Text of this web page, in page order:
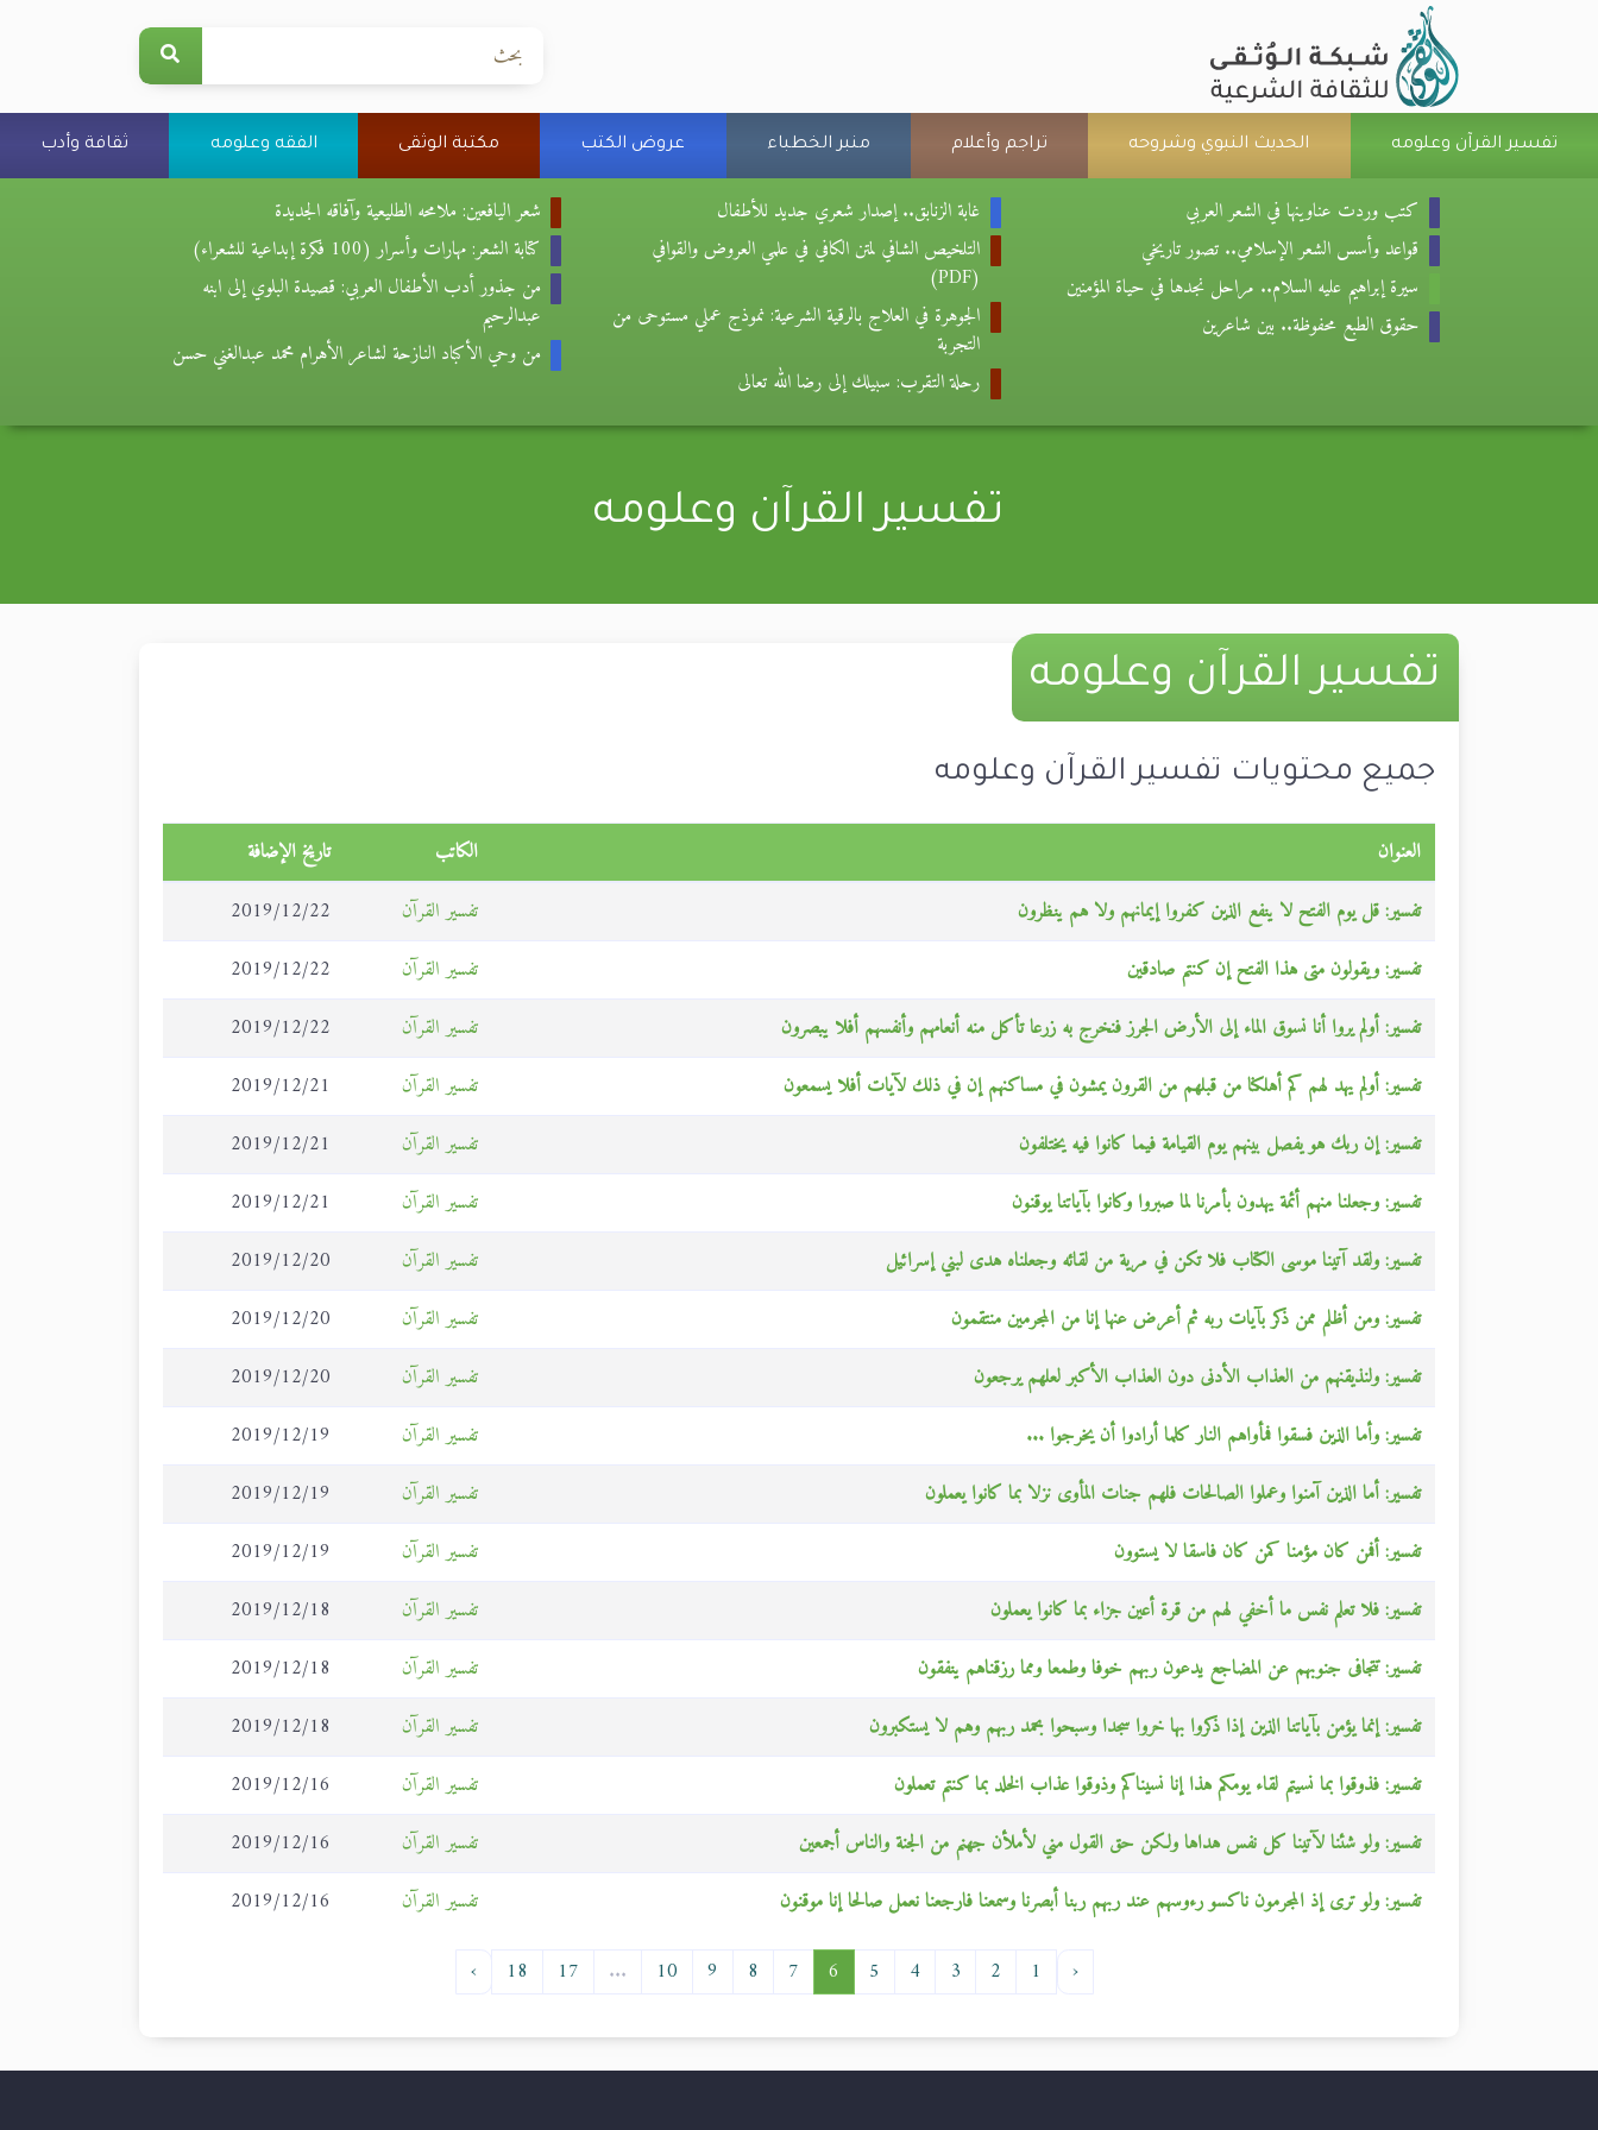
تفسير القرآن وعلومه الحديث النبوي وشروحه تراجم وأعلام منبر الخطباء عروض الكتب مكتبة الوثقى الفقه وعلومه ثقافة وأدب
كتب وردت عناوينها في الشعر العربي
قواعد وأسس الشعر الإسلامي.. تصور تاريخي
سيرة إبراهيم عليه السلام.. مراحل نجدها في حياة المؤمنين
حقوق الطبع محفوظة.. بين شاعرين
غابة الزنابق.. إصدار شعري جديد للأطفال
التلخيص الشافي لمتن الكافي في علمي العروض والقوافي
(PDF)
الجوهرة في العلاج بالرقية الشرعية: نموذج عملي مستوحى من
التجربة
رحلة التقرب: سبيلك إلى رضا الله تعالى
شعر اليافعين: ملامحه الطليعية وآفاقه الجديدة
كتابة الشعر: مهارات وأسرار (100 فكرة إبداعية للشعراء)
من جذور أدب الأطفال العربي: قصيدة البلوي إلى ابنه
عبدالرحيم
من وحي الأكباد النازحة لشاعر الأهرام محمد عبدالغني حسن
تفسير القرآن وعلومه
تفسير القرآن وعلومه
جميع محتويات تفسير القرآن وعلومه
العنوان الكاتب
تاريخ الإضافة
تفسير: قل يوم الفتح لا ينفع الذين كفروا إيمانهم ولا هم ينظرون
تفسير القرآن
2019/12/22
تفسير: ويقولون متى هذا الفتح إن كنتم صادقين
تفسير القرآن
2019/12/22
تفسير: أولم يروا أنا نسوق الماء إلى الأرض الجرز فنخرج به زرعا تأكل منه أنعامهم وأنفسهم أفلا يبصرون
تفسير القرآن
2019/12/22
تفسير: أولم يهد لهم كم أهلكنا من قبلهم من القرون يمشون في مساكنهم إن في ذلك لآيات أفلا يسمعون
تفسير القرآن
2019/12/21
تفسير: إن ربك هو يفصل بينهم يوم القيامة فيما كانوا فيه يختلفون
تفسير القرآن
2019/12/21
تفسير: وجعلنا منهم أئمة يهدون بأمرنا لما صبروا وكانوا بآياتنا يوقنون
تفسير القرآن
2019/12/21
تفسير: ولقد آتينا موسى الكتاب فلا تكن في مرية من لقائه وجعلناه هدى لبني إسرائيل
تفسير القرآن
2019/12/20
تفسير: ومن أظلم ممن ذكر بآيات ربه ثم أعرض عنها إنا من المجرمين منتقمون
تفسير القرآن
2019/12/20
تفسير: ولنذيقنهم من العذاب الأدنى دون العذاب الأكبر لعلهم يرجعون
تفسير القرآن
2019/12/20
تفسير: وأما الذين فسقوا فمأواهم النار كلما أرادوا أن يخرجوا ...
تفسير القرآن
2019/12/19
تفسير: أما الذين آمنوا وعملوا الصالحات فلهم جنات المأوى نزلا بما كانوا يعملون
تفسير القرآن
2019/12/19
تفسير: أفمن كان مؤمنا كمن كان فاسقا لا يستوون
تفسير القرآن
2019/12/19
تفسير: فلا تعلم نفس ما أخفي لهم من قرة أعين جزاء بما كانوا يعملون
تفسير القرآن
2019/12/18
تفسير: تتجافى جنوبهم عن المضاجع يدعون ربهم خوفا وطمعا ومما رزقناهم ينفقون
تفسير القرآن
2019/12/18
تفسير: إنما يؤمن بآياتنا الذين إذا ذكروا بها خروا سجدا وسبحوا بحمد ربهم وهم لا يستكبرون
تفسير القرآن
2019/12/18
تفسير: فذوقوا بما نسيتم لقاء يومكم هذا إنا نسيناكم وذوقوا عذاب الخلد بما كنتم تعملون
تفسير القرآن
2019/12/16
تفسير: ولو شئنا لآتينا كل نفس هداها ولكن حق القول مني لأملأن جهنم من الجنة والناس أجمعين
تفسير القرآن
2019/12/16
تفسير: ولو ترى إذ المجرمون ناكسو رءوسهم عند ربهم ربنا أبصرنا وسمعنا فارجعنا نعمل صالحا إنا موقنون
تفسير القرآن 2019/12/16
‹
1
2
3
4
5
6
7
8
9
10
...
17
18
›